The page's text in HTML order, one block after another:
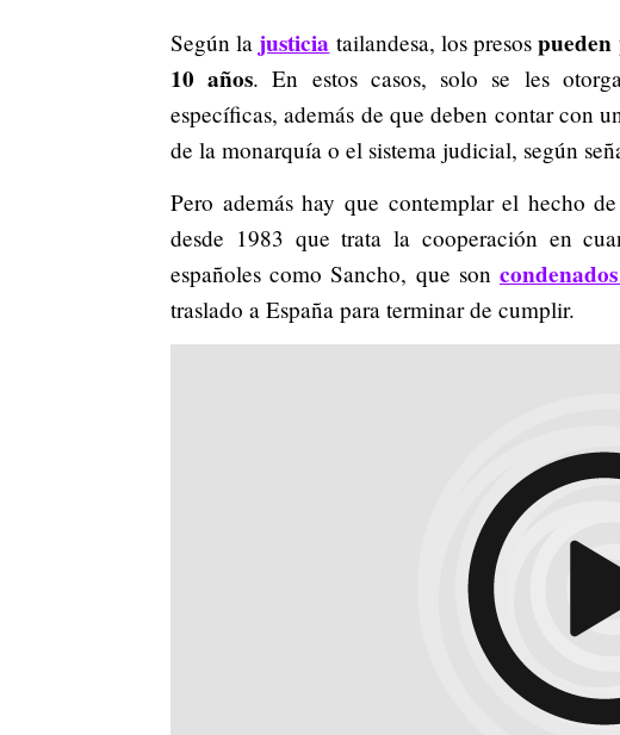
Según la justicia tailandesa, los presospueden
10 años. En estos casos, solo se les
específicas, además de que deben contar con
de la monarquía o el sistema judicial, según
Pero además hay que contemplar el hecho
desde 1983 que trata la cooperación en
españoles como Sancho, que son
traslado a España para terminar de cumplir.